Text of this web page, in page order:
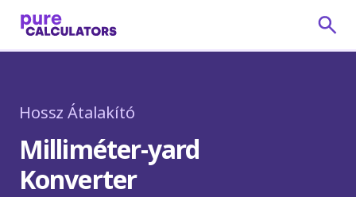
Hossz Átalakító
Milliméter-yard
Konverter